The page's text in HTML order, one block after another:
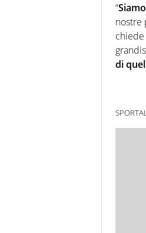
“
nostre
di